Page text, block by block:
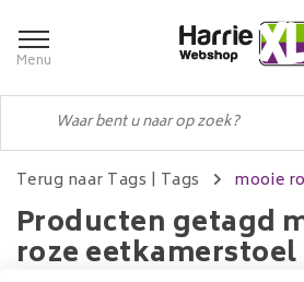
Menu
Terug naar Tags | Tags mooie
Producten getagd
roze eetkamerstoel